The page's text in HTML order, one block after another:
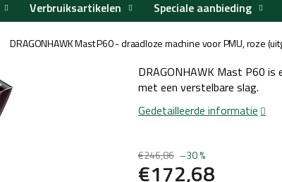
Verbruiksartikelen Speciale aanbieding
DRAGONHAWK Mast P60 - draadloze machine voor PMU, roze
€246,86 –30 %
€172,68
DRAGONHAWK Mast P60
met een verstelbare slag.
Gedetailleerde informatie